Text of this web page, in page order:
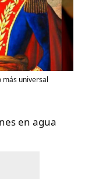
más universal
en agua